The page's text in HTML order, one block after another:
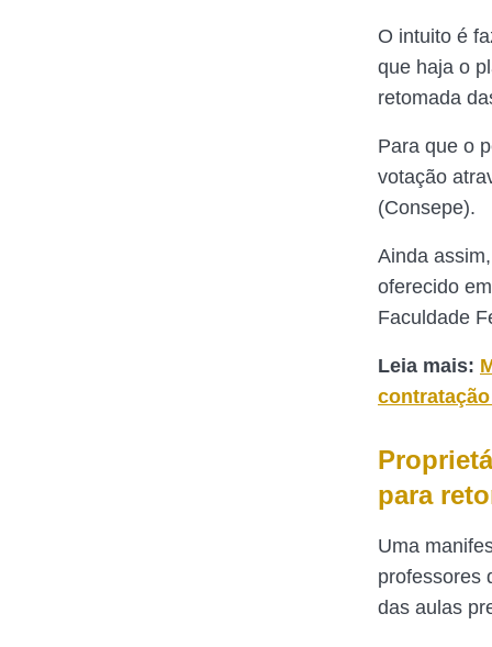
O intuito é
que haja o
retomada
Para que o
votação
(Consepe).
Ainda
oferecido
Faculdade
Leia mais:
para
Uma
professores
das aulas